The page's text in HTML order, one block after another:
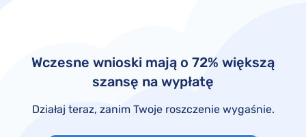
Wczesne wnioski mają o 72% większą
szansę na wypłatę
Działaj teraz, zanim Twoje roszczenie wygaśnie.